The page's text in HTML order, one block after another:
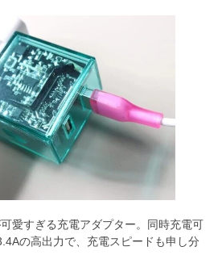
愛すぎる充電アダプター。同時充電可
の高出力で、充電スピードも申し分